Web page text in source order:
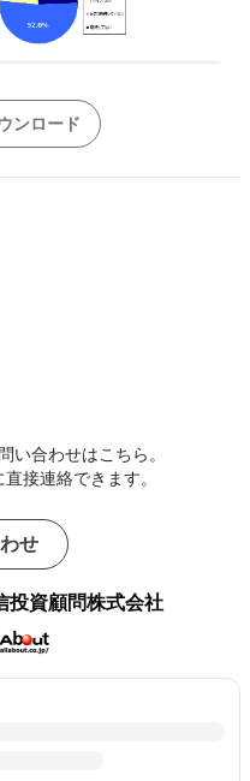
ンロード
い合わせはこちら。
接連絡できます。
せ
投資顧問株式会社